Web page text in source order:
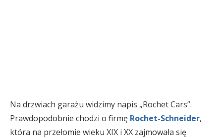
Na drzwiach garażu widzimy napis „Rochet Cars”.
Prawdopodobnie chodzi o firmę Rochet-Schneider,
która na przełomie wieku XIX i XX zajmowała się